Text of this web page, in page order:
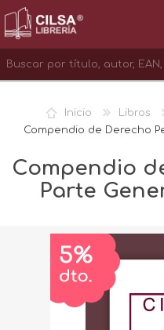
INICIAR SESIÓN
Inicio Libros
Compendio de Derecho
Compendio
Parte